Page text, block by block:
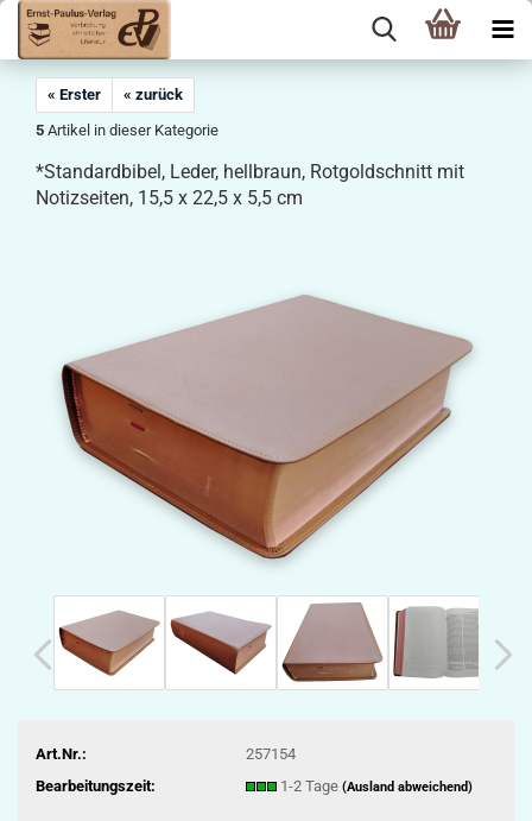
« Erster
« zurück
5 Artikel in dieser Kategorie
*Standardbibel, Leder, hellbraun, Rotgoldschnitt mit
Notizseiten, 15,5 x 22,5 x 5,5 cm
Art.Nr.:
257154
Bearbeitungszeit:
1-2 Tage (Ausland abweichend)